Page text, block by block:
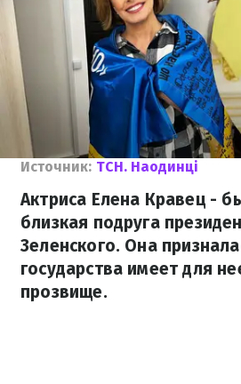
Источник: ТСН. Наодинці
Актриса Елена Кравец -
близкая подруга
Зеленского. Она
государства имеет для
прозвище.